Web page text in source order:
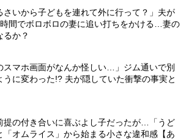
さいから子どもを連れて外に行って？」夫が
間でボロボロの妻に追い打ちをかける…妻の
るか？
スマホ画面がなんか怪しい…」ジム通いで別
うに変わった!? 夫が隠していた衝撃の事実と
提の付き合いに喜ぶよし子だったが…「うど
「オムライス」から始まる小さな違和感【あ